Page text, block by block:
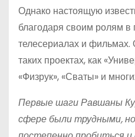
Однако настоящую
благодаря своим ролям
телесериалах и
таких проектах, как
«Физрук», «Сваты» и
Первые шаги Равшаны
сфере были трудными,